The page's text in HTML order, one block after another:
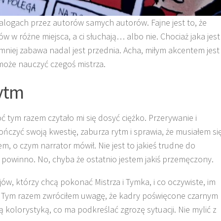
przez autorów samych autorów. Fajne jest to, że
w różne miejsca, a ci słuchają… albo nie. Chociaż jaka jest
zabawa nadal jest przednia. Acha, miłym akcentem jest
nauczyć czegoś mistrza.
razem czytało mi się dosyć ciężko. Przerywanie i
swoją kwestię, zaburza rytm i sprawia, że musiałem
o czym narrator mówił. Nie jest to jakieś trudne do
No, chyba że ostatnio jestem jakiś przemęczony.
którzy chcą pokonać Mistrza i Tymka, i co oczywiste, im
razem zwróciłem uwagę, że kadry poświęcone czarnym
co ma podkreślać zgrozę sytuacji. Nie mylić z